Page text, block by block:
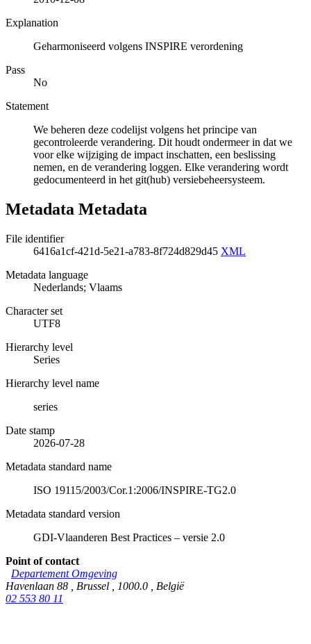
Explanation
Geharmoniseerd volgens INSPIRE verordening
Pass
No
Statement
We beheren deze codelijst volgens het principe van
gecontroleerde verandering. Dit houdt ondermeer in dat we
voor elke wijziging de impact inschatten, een beslissing
nemen, en de verandering loggen. Elke verandering wordt
gedocumenteerd in het git(hub) versiebeheersysteem.
Metadata Metadata
File identifier
6416a1cf-421d-5e21-a783-8f724d829d45 XML
Metadata language
Nederlands; Vlaams
Character set
UTF8
Hierarchy level
Series
Hierarchy level name
series
Date stamp
2026-07-28
Metadata standard name
ISO 19115/2003/Cor.1:2006/INSPIRE-TG2.0
Metadata standard version
GDI-Vlaanderen Best Practices – versie 2.0
Point of contact
Departement Omgeving
Havenlaan 88
Brussel 1000.0
België
02 553 80 11